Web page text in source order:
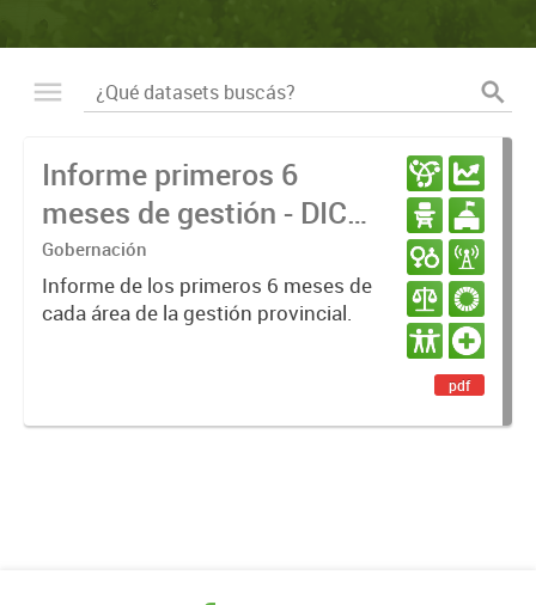
Informe primeros 6
meses de gestión - DIC
23 / JUN 24
Gobernación
Informe de los primeros 6 meses de
cada área de la gestión provincial.
pdf